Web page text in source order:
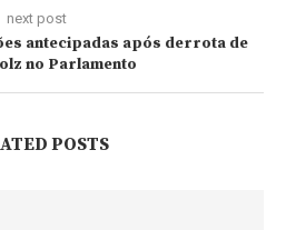
next post
antecipadas após derrota de
no Parlamento
POSTS